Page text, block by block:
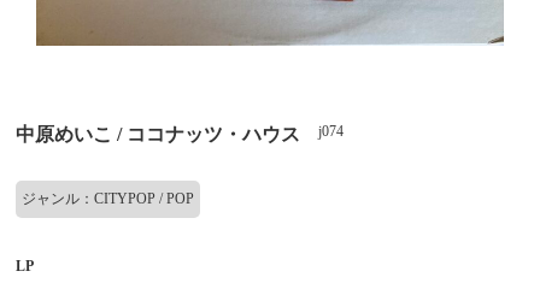
中原めいこ / ココナッツ・ハウス j074
ジャンル：CITYPOP / POP
LP